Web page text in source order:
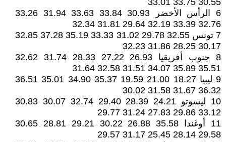
30.55 33.75 33.01
6 الرأس الأخضر 30.93 33.84 33.63 31.94 33.26
32.76 33.39 32.19 29.64 31.81 32.34
7 تونس 32.55 29.78 31.02 33.33 35.19 37.28 32.85
30.17 28.25 31.86 32.23
8 جنوب أفريقيا 26.93 27.22 28.33 31.74 32.62
35.51 35.89 34.07 31.51 32.58 31.64
9 ليبيا 18.27 21.00 19.59 35.37 34.90 35.01 36.51
36.32 31.67 31.58 30.02
10 ليسوتو 24.21 28.39 29.40 32.74 30.07 30.83
33.12 29.86 27.83 31.24 29.77
11 أوغندا 35.58 26.88 30.22 29.21 28.81 30.65
29.58 28.14 25.45 31.17 29.57